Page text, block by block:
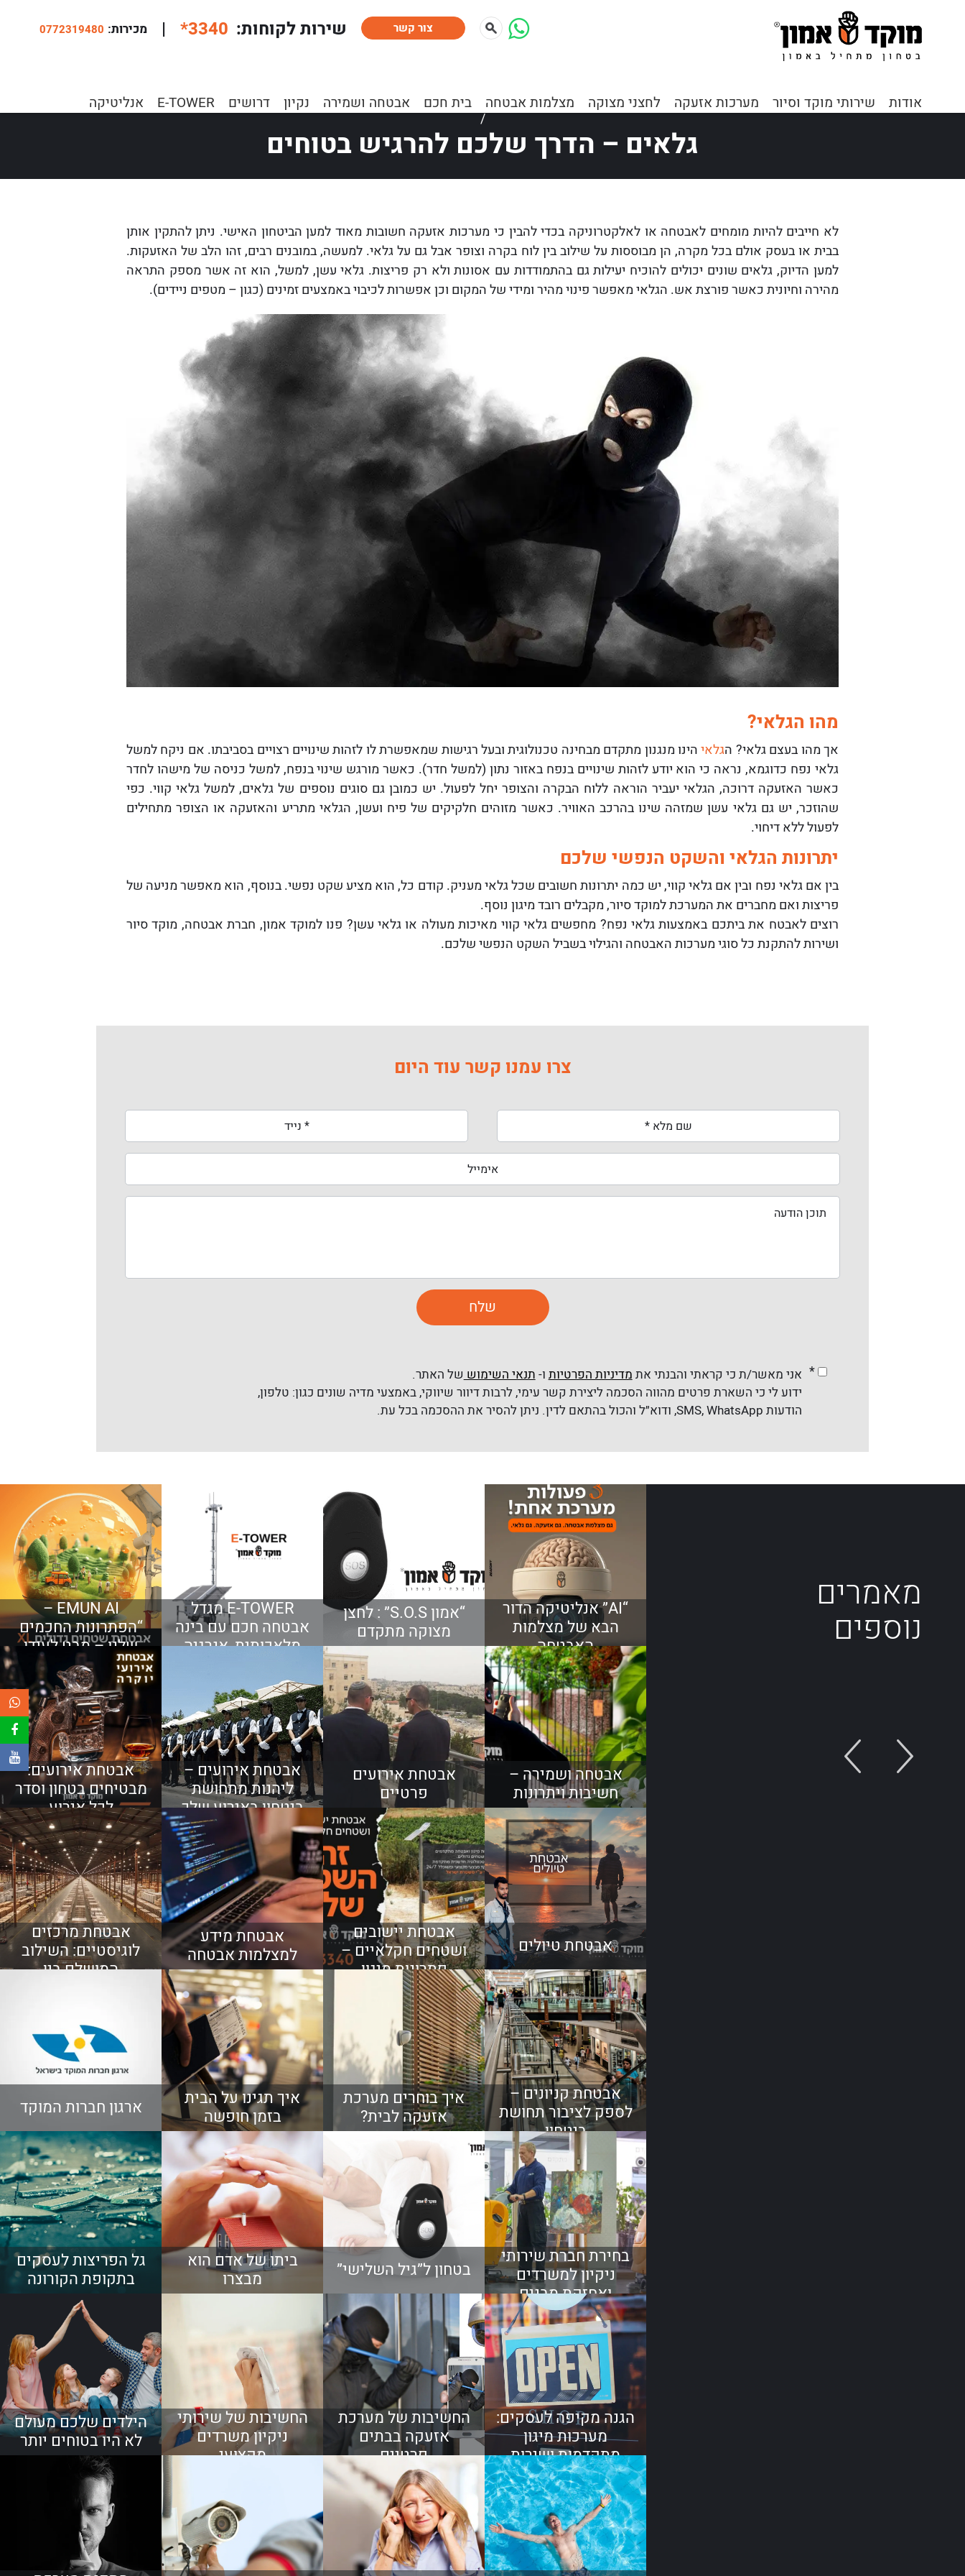
אודות שירותי מוקד וסיור מערכות אזעקה לחצני מצוקה מצלמות אבטחה בית חכם אבטחה ושמירה נקיון דרושים E-TOWER אנליטיקה
צור קשר *3340 :שירות לקוחות |
0772319480 :מכירות
דף הבית» כתבות ומאמרים מוקד וסיור»מוקד וסיור»גלאים – הדרך שלכם להרגיש בטוחים
/
גלאים – הדרך שלכם להרגיש בטוחים
לא חייבים להיות מומחים לאבטחה או לאלקטרוניקה בכדי להבין כי מערכות אזעקה חשובות מאוד למען הביטחון האישי. ניתן להתקין אותן
בבית או בעסק אולם בכל מקרה, הן מבוססות על שילוב בין לוח בקרה וצופר אבל גם על גלאי. למעשה, במובנים רבים, זהו הלב של האזעקות.
למען הדיוק, גלאים שונים יכולים להוכיח יעילות גם בהתמודדות עם אסונות ולא רק פריצות. גלאי עשן, למשל, הוא זה אשר מספק התראה
מהירה וחיונית כאשר פורצת אש. הגלאי מאפשר פינוי מהיר ומידי של המקום וכן אפשרות לכיבוי באמצעים זמינים (כגון – מטפים ניידים).
מהו הגלאי?
אך מהו בעצם גלאי? הגלאיהינו מנגנון מתקדם מבחינה טכנולוגית ובעל רגישות שמאפשרת לו לזהות שינויים רצויים בסביבתו. אם ניקח למשל
גלאי נפח כדוגמא, נראה כי הוא יודע לזהות שינויים בנפח באזור נתון (למשל חדר). כאשר מורגש שינוי בנפח, למשל כניסה של מישהו לחדר
כאשר האזעקה דרוכה, הגלאי יעביר הוראה ללוח הבקרה והצופר יחל לפעול. יש כמובן גם סוגים נוספים של גלאים, למשל גלאי קווי. כפי
שהוזכר, יש גם גלאי עשן שמזהה שינו בהרכב האוויר. כאשר מזוהים חלקיקים של פיח ועשן, הגלאי מתריע והאזעקה או הצופר מתחילים
לפעול ללא דיחוי.
יתרונות הגלאי והשקט הנפשי שלכם
בין אם גלאי נפח ובין אם גלאי קווי, יש כמה יתרונות חשובים שכל גלאי מעניק. קודם כל, הוא מציע שקט נפשי. בנוסף, הוא מאפשר מניעה של
פריצות ואם מחברים את המערכת למוקד סיור, מקבלים רובד מיגון נוסף.
רוצים לאבטח את ביתכם באמצעות גלאי נפח? מחפשים גלאי קווי מאיכות מעולה או גלאי עשן? פנו למוקד אמון, חברת אבטחה, מוקד סיור
ושירות להתקנת כל סוגי מערכות האבטחה והגילוי בשביל השקט הנפשי שלכם.
צרו עמנו קשר עוד היום
אני מאשר/ת כי קראתי והבנתי אתמדיניות הפרטיותו-תנאי השימוששל האתר.
ידוע לי כי השארת פרטים מהווה הסכמה ליצירת קשר עימי, לרבות דיוור שיווקי, באמצעי מדיה שונים כגון: טלפון,
הודעות SMS, WhatsApp, ודוא״ל והכול בהתאם לדין. ניתן להסיר את ההסכמה בכל עת.
*
מאמרים
נוספים
“AI” אנליטיקה הדור
הבא של מצלמות
האבטחה
“אמון S.O.S” : לחצן
מצוקה מתקדם
E-TOWER מגדל
אבטחה חכם עם בינה
מלאכותית, אנרגיה
מלאה 24/7
EMUN AI –
“הפתרונות החכמים
שלנו – מבט לעידן
האבטחה החדש”
אבטחה ושמירה –
חשיבות ויתרונות
אבטחת אירועים
פרטיים
אבטחת אירועים –
ליהנות מתחושת
ביטחון באירוע שלך
אבטחת אירועים:
מבטיחים בטחון וסדר
לכל אירוע
אבטחת טיולים
אבטחת יישובים
ושטחים חקלאיים –
פתרונות מיגון
מתקדמים
אבטחת מידע
למצלמות אבטחה
אבטחת מרכזים
לוגיסטיים: השילוב
המושלם בין
אבטחת קניונים –
לספק לציבור תחושת
ביטחון
איך בוחרים מערכת
אזעקה לבית?
איך תגינו על הבית
בזמן חופשה
ארגון חברות המוקד
בחירת חברת שירותי
ניקיון למשרדים
ואחזקת מבנים
בטחון ל”גיל השלישי”
ביתו של אדם הוא
מבצרו
גל הפריצות לעסקים
בתקופת הקורונה
הגנה מקיפה לעסקים:
מערכות מיגון
מתקדמות ושירות
מוקד וסיור 24/7
החשיבות של מערכת
אזעקה בבתים
פרטיים
החשיבות של שירותי
ניקיון משרדים
מקצועי
הילדים שלכם מעולם
לא היו בטוחים יותר